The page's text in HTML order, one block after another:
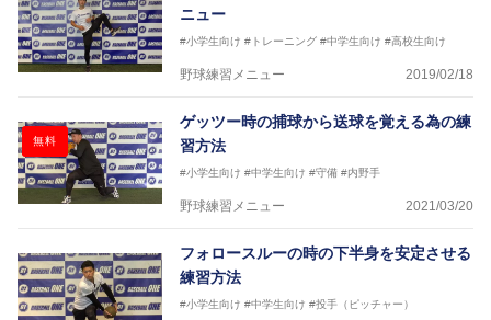
ニュー
#小学生向け #トレーニング #中学生向け #高校生向け
野球練習メニュー 2019/02/18
無料
ゲッツー時の捕球から送球を覚える為の練
習方法
#小学生向け #中学生向け #守備 #内野手
野球練習メニュー 2021/03/20
フォロースルーの時の下半身を安定させる
練習方法
#小学生向け #中学生向け #投手（ピッチャー）